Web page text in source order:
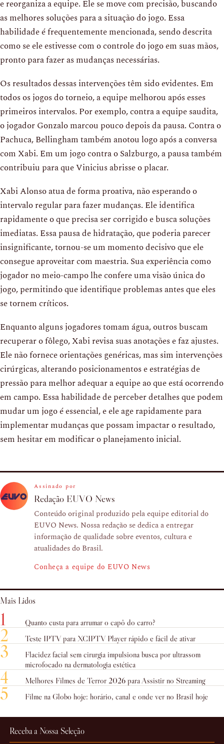
e reorganiza a equipe. Ele se move com precisão, buscando
as melhores soluções para a situação do jogo. Essa
habilidade é frequentemente mencionada, sendo descrita
como se ele estivesse com o controle do jogo em suas mãos,
pronto para fazer as mudanças necessárias.
Os resultados dessas intervenções têm sido evidentes. Em
todos os jogos do torneio, a equipe melhorou após esses
primeiros intervalos. Por exemplo, contra a equipe saudita,
o jogador Gonzalo marcou pouco depois da pausa. Contra o
Pachuca, Bellingham também anotou logo após a conversa
com Xabi. Em um jogo contra o Salzburgo, a pausa também
contribuiu para que Vinicius abrisse o placar.
Xabi Alonso atua de forma proativa, não esperando o
intervalo regular para fazer mudanças. Ele identifica
rapidamente o que precisa ser corrigido e busca soluções
imediatas. Essa pausa de hidratação, que poderia parecer
insignificante, tornou-se um momento decisivo que ele
consegue aproveitar com maestria. Sua experiência como
jogador no meio-campo lhe confere uma visão única do
jogo, permitindo que identifique problemas antes que eles
se tornem críticos.
Enquanto alguns jogadores tomam água, outros buscam
recuperar o fôlego, Xabi revisa suas anotações e faz ajustes.
Ele não fornece orientações genéricas, mas sim intervenções
cirúrgicas, alterando posicionamentos e estratégias de
pressão para melhor adequar a equipe ao que está ocorrendo
em campo. Essa habilidade de perceber detalhes que podem
mudar um jogo é essencial, e ele age rapidamente para
implementar mudanças que possam impactar o resultado,
sem hesitar em modificar o planejamento inicial.
Assinado por
Redação EUVO News
Conteúdo original produzido pela equipe editorial do
EUVO News. Nossa redação se dedica a entregar
informação de qualidade sobre eventos, cultura e
atualidades do Brasil.
Conheça a equipe do EUVO News
Mais Lidos
1 Quanto custa para arrumar o capô do carro?
2 Teste IPTV para XCIPTV Player rápido e fácil de ativar
3
Flacidez facial sem cirurgia impulsiona busca por ultrassom
microfocado na dermatologia estética
4 Melhores Filmes de Terror 2026 para Assistir no Streaming
5 Filme na Globo hoje: horário, canal e onde ver no Brasil hoje
Receba a Nossa Seleção